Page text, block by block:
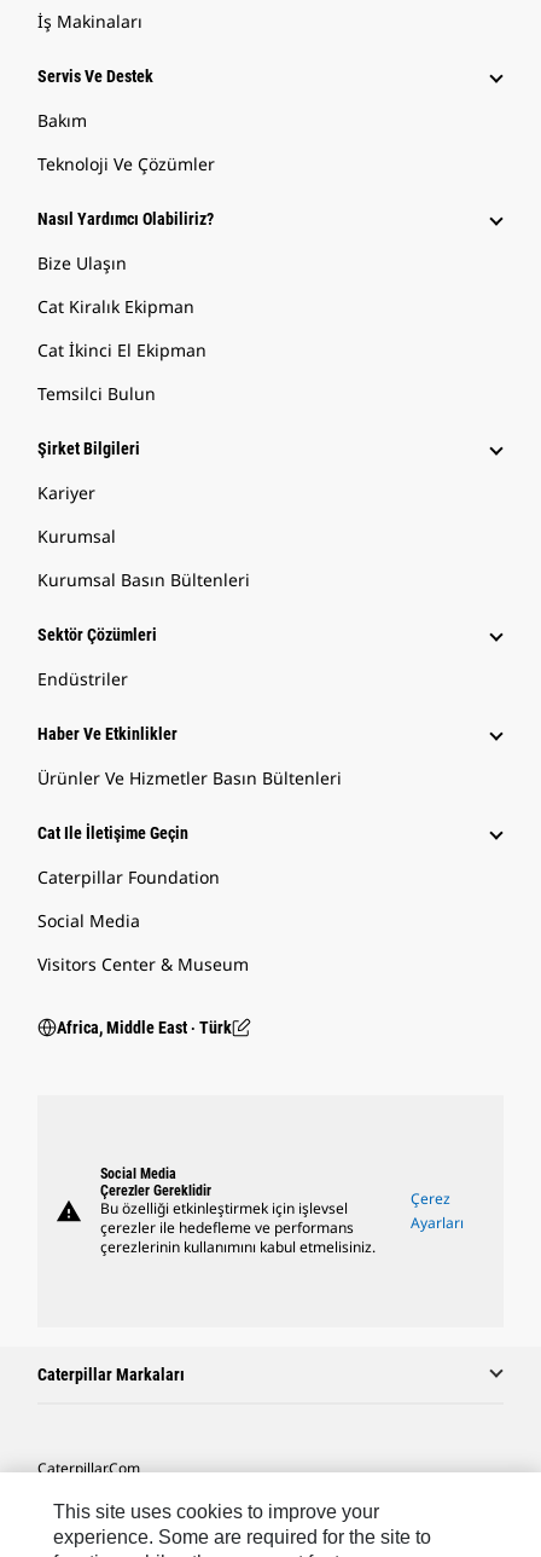
İş Makinaları
Servis Ve Destek
Bakım
Teknoloji Ve Çözümler
Nasıl Yardımcı Olabiliriz?
Bize Ulaşın
Cat Kiralık Ekipman
Cat İkinci El Ekipman
Temsilci Bulun
Şirket Bilgileri
Kariyer
Kurumsal
Kurumsal Basın Bültenleri
Sektör Çözümleri
Endüstriler
Haber Ve Etkinlikler
Ürünler Ve Hizmetler Basın Bültenleri
Cat Ile İletişime Geçin
Caterpillar Foundation
Social Media
Visitors Center & Museum
Africa, Middle East ‧ Türk
warning
Social Media
Çerezler Gereklidir
Bu özelliği etkinleştirmek için işlevsel
çerezler ile hedefleme ve performans
çerezlerinin kullanımını kabul etmelisiniz.
Çerez
Ayarları
Caterpillar Markaları
Caterpillar.com
Caterpillar Müşteri Hizmetleri Ve Iletişim
Site Haritası
This site uses cookies to improve your
experience. Some are required for the site to